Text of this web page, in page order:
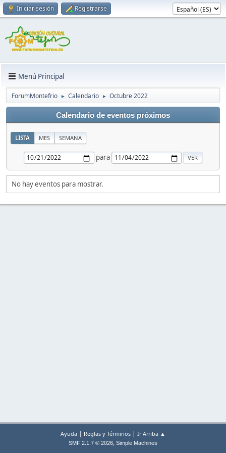
Iniciar sesión Registrarse
Menú Principal
ForumMontefrio ► Calendario ► Octubre 2022
Calendario de eventos próximos
LISTA MES SEMANA
para
No hay eventos para mostrar.
Ayuda | Reglas y Términos | Ir Arriba ▲
SMF 2.1.7 © 2026, Simple Machines